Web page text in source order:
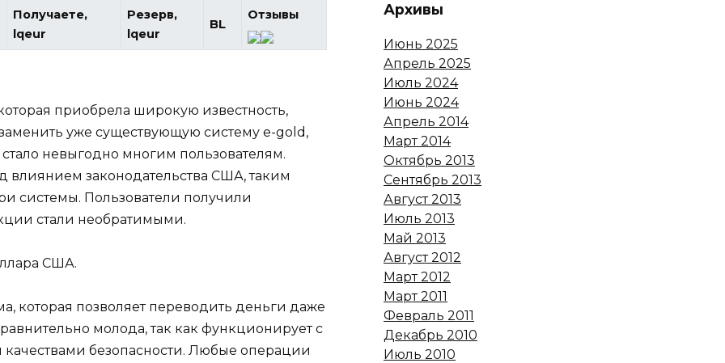
Получаете,
lqeur
Резерв,
lqeur
BL
Отзывы
приобрела широкую известность,
уже существующую систему e-gold,
невыгодно многим пользователям.
влиянием законодательства США, таким
системы. Пользователи получили
стали необратимыми.
США.
которая позволяет переводить деньги даже
молода, так как функционирует с
безопасности. Любые операции
Архивы
Июнь 2025
Апрель 2025
Июль 2024
Июнь 2024
Апрель 2014
Март 2014
Октябрь 2013
Сентябрь 2013
Август 2013
Июль 2013
Май 2013
Август 2012
Март 2012
Март 2011
Февраль 2011
Декабрь 2010
Июль 2010